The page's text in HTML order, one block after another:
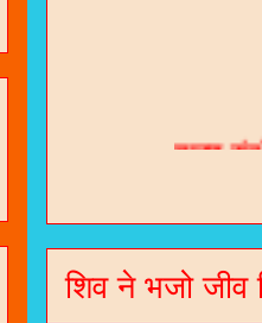
जनरल
शिव ने भजो जीव